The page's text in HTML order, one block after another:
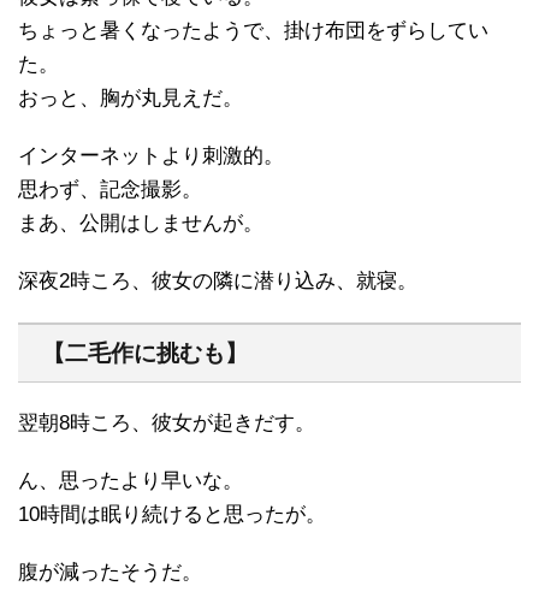
ちょっと暑くなったようで、掛け布団をずらしてい
た。
おっと、胸が丸見えだ。
インターネットより刺激的。
思わず、記念撮影。
まあ、公開はしませんが。
深夜2時ころ、彼女の隣に潜り込み、就寝。
【二毛作に挑むも】
翌朝8時ころ、彼女が起きだす。
ん、思ったより早いな。
10時間は眠り続けると思ったが。
腹が減ったそうだ。